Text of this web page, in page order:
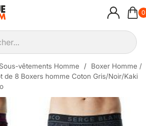
0
vêtements Homme
Boxer Homme /
de 8 Boxers homme Coton Gris/Noir/Kaki